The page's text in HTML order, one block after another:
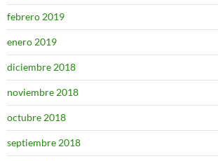
febrero 2019
enero 2019
diciembre 2018
noviembre 2018
octubre 2018
septiembre 2018